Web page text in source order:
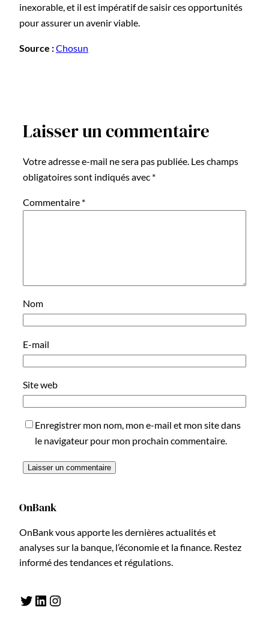
inexorable, et il est impératif de saisir ces opportunités
pour assurer un avenir viable.
Source :Chosun
Laisser un commentaire
Votre adresse e-mail ne sera pas publiée. Les champs
obligatoires sont indiqués avec *
Commentaire *
Nom
E-mail
Site web
Enregistrer mon nom, mon e-mail et mon site dans
le navigateur pour mon prochain commentaire.
OnBank
OnBank vous apporte les dernières actualités et
analyses sur la banque, l’économie et la finance. Restez
informé des tendances et régulations.
Twitter LinkedIn Instagram